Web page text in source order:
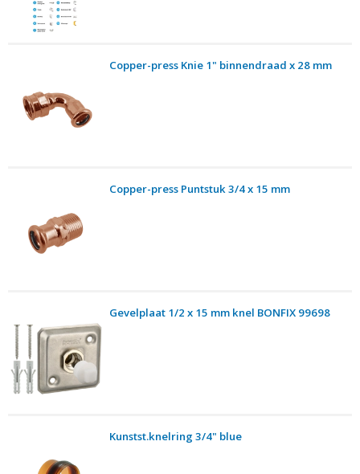
Copper-press Knie 1" binnendraad x 28 mm
Copper-press Puntstuk 3/4 x 15 mm
Gevelplaat 1/2 x 15 mm knel BONFIX 99698
Kunstst.knelring 3/4" blue